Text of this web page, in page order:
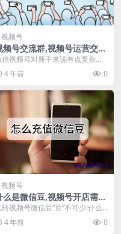
视频号
频号交流群,视频号运营交
,视频号新手商家群是真的
信视频号对新手来说有点复杂，
惯了抖音，视频号也想有个师傅
门，有一群小伙伴...
4 年前 0
视频号
么是微信豆,视频号开店需要
微信豆吗？微信豆怎么充
视频号微信豆“豆”不可少!什么
微信豆，微信豆用于微信生态内
打赏、公众号...
4 年前 0